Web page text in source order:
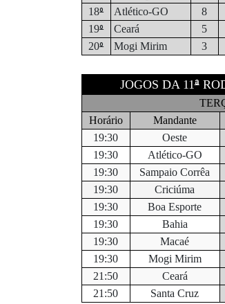
18º Atlético-GO 8
19º Ceará 5
20º Mogi Mirim 3
JOGOS DA 11ª
Horário
Mandante
19:30
Oeste
19:30
Atlético-GO
19:30
Sampaio Corrêa
19:30
Criciúma
19:30
Boa Esporte
19:30
Bahia
19:30
Macaé
19:30
Mogi Mirim
21:50
Ceará
21:50
Santa Cruz